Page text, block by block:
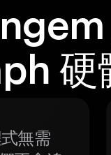
硬
無需